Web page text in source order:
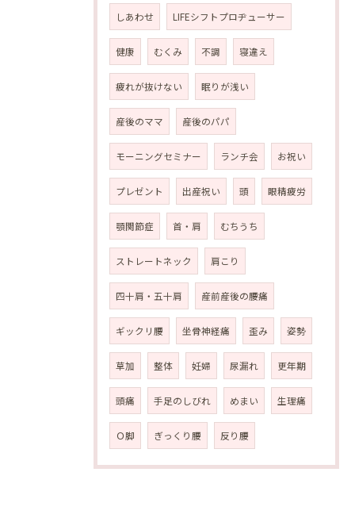
しあわせ LIFEシフトプロヂューサー
健康 むくみ 不調 寝違え
疲れが抜けない 眠りが浅い
産後のママ 産後のパパ
モーニングセミナー ランチ会 お祝い
プレゼント 出産祝い 頭 眼精疲労
顎関節症 首・肩 むちうち
ストレートネック 肩こり
四十肩・五十肩 産前産後の腰痛
ギックリ腰 坐骨神経痛 歪み 姿勢
草加 整体 妊婦 尿漏れ 更年期
頭痛 手足のしびれ めまい 生理痛
Ｏ脚 ぎっくり腰 反り腰